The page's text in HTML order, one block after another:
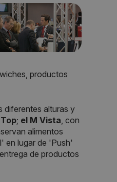
productos
diferentes alturas y
; el M Vista, con
alimentos
en lugar de 'Push'
de productos